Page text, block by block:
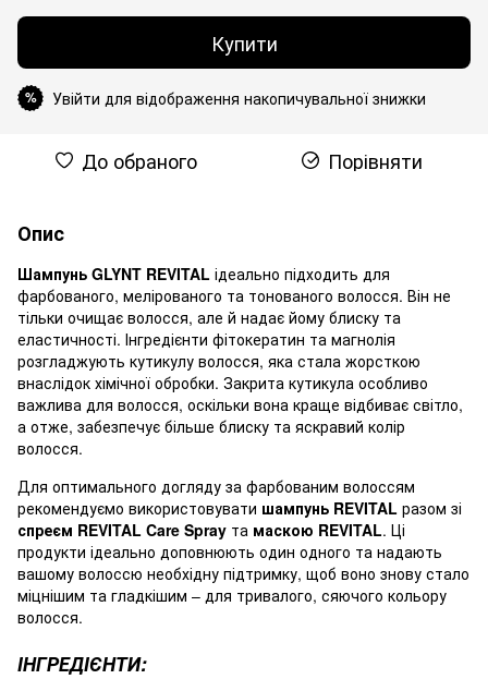
Купити
% Увійти для відображення накопичувальної знижки
До обраного Порівняти
Опис
Шампунь GLYNT REVITAL ідеально підходить для
фарбованого, мелірованого та тонованого волосся. Він не
тільки очищає волосся, але й надає йому блиску та
еластичності. Інгредієнти фітокератин та магнолія
розгладжують кутикулу волосся, яка стала жорсткою
внаслідок хімічної обробки. Закрита кутикула особливо
важлива для волосся, оскільки вона краще відбиває світло,
а отже, забезпечує більше блиску та яскравий колір
волосся.
Для оптимального догляду за фарбованим волоссям
рекомендуємо використовувати шампунь REVITAL разом зі
спреєм REVITAL Care Spray та маскою REVITAL. Ці
продукти ідеально доповнюють один одного та надають
вашому волоссю необхідну підтримку, щоб воно знову стало
міцнішим та гладкішим – для тривалого, сяючого кольору
волосся.
ІНГРЕДІЄНТИ: